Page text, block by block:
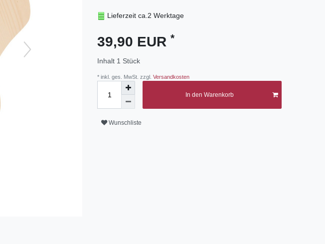
Lieferzeit ca.2 Werktage
39,90 EUR *
Inhalt 1 Stück
* inkl. ges. MwSt. zzgl. Versandkosten
In den Warenkorb
Wunschliste